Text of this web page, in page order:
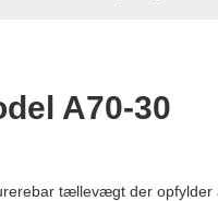
A70-30
tællevægt der